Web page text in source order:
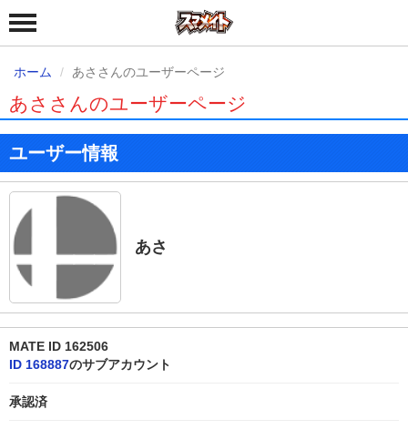
ホーム あささんのユーザーページ
あささんのユーザーページ
ユーザー情報
あさ
MATE ID 162506
ID 168887のサブアカウント
承認済